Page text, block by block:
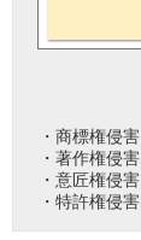
・商標権侵害
・著作権侵害
・意匠権侵害
・特許権侵害